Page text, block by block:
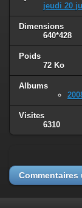
jeudi 20
Dimensions
640*428
Poids
72 Ko
Albums
Visites
6310